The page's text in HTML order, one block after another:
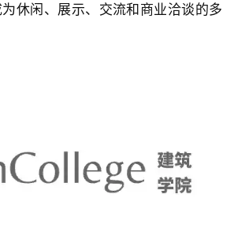
休闲、展示、交流和商业洽谈的多